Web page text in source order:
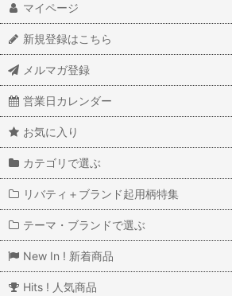
マイページ
新規登録はこちら
メルマガ登録
営業日カレンダー
お気に入り
カテゴリで選ぶ
リバティ＋ブランド起用柄特集
テーマ・ブランドで選ぶ
New In ! 新着商品
Hits ! 人気商品